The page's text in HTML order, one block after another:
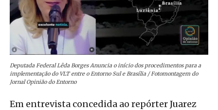
Deputada Federal Lêda Borges Anuncia o início dos procedimentos para a
implementação do VLT entre o Entorno Sul e Brasília / Fotomontagem do
Jornal Opinião do Entorno
Em entrevista concedida ao repórter Juarez